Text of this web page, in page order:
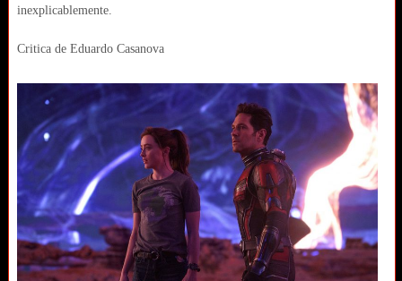
inexplicablemente.
Critica de Eduardo Casanova